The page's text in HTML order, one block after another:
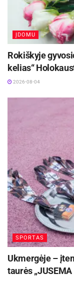
ĮDOMU
Rokiškyje
kelias“
2026-08-04
SPORTAS
Ukmergėje –
taurės „JUSEMA